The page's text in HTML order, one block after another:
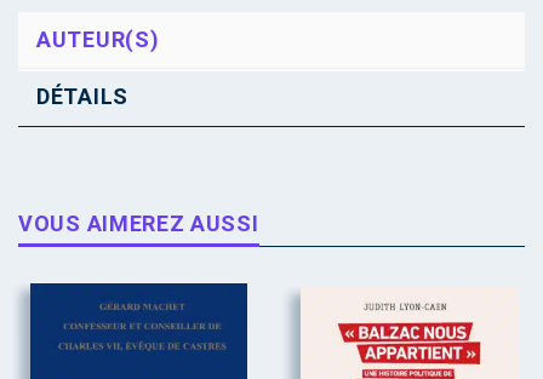
AUTEUR(S)
DÉTAILS
VOUS AIMEREZ AUSSI